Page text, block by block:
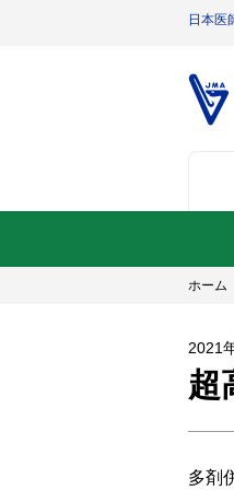
日本医
ホーム
2021
超
多剤